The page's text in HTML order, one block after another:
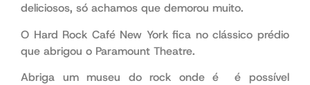
deliciosos, só achamos que demorou muito.
O Hard Rock Café New York fica no clássico prédio
que abrigou o Paramount Theatre.
Abriga um museu do rock onde é é possível